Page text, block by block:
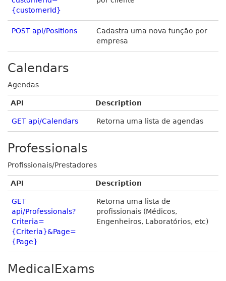
{customerId}
POST api/Positions
Cadastra uma nova função por
empresa
Calendars
Agendas
API Description
GET api/Calendars Retorna uma lista de agendas
Professionals
Profissionais/Prestadores
API Description
GET
api/Professionals?
Criteria=
{Criteria}&Page=
{Page}
Retorna uma lista de
profissionais (Médicos,
Engenheiros, Laboratórios, etc)
MedicalExams